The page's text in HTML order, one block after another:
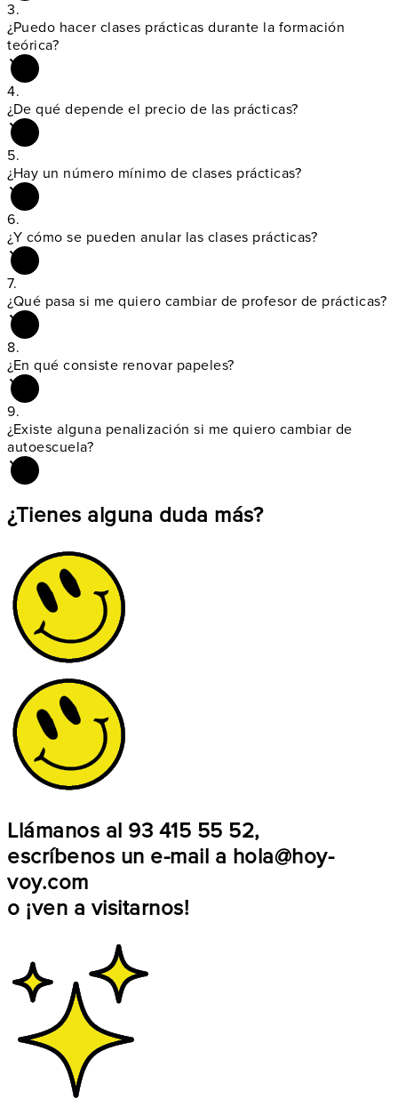
3.
¿Puedo hacer clases prácticas durante la formación
teórica?
4.
¿De qué depende el precio de las prácticas?
5.
¿Hay un número mínimo de clases prácticas?
6.
¿Y cómo se pueden anular las clases prácticas?
7.
¿Qué pasa si me quiero cambiar de profesor de prácticas?
8.
¿En qué consiste renovar papeles?
9.
¿Existe alguna penalización si me quiero cambiar de
autoescuela?
¿Tienes alguna duda más?
Llámanos al 93 415 55 52,
escríbenos un e-mail a hola@hoy-
voy.com
o ¡ven a visitarnos!